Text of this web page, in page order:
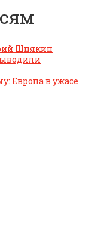
Шнякин
Европа в ужасе